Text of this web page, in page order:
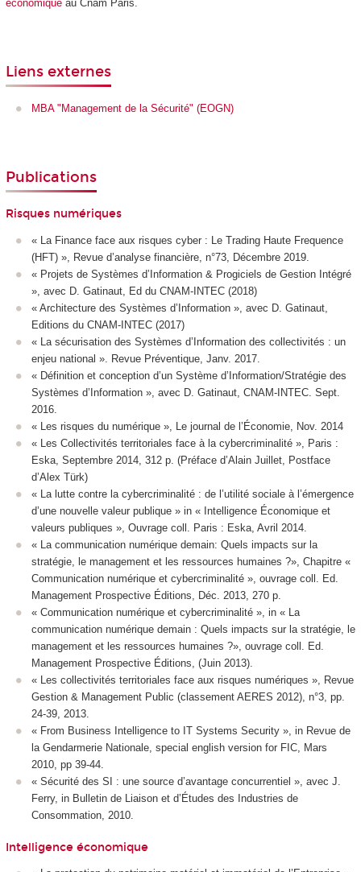
économiqueau Cnam Paris.
Liens externes
MBA "Management de la Sécurité" (EOGN)
Publications
Risques numériques
« La Finance face aux risques cyber : Le Trading Haute Frequence
(HFT) », Revue d’analyse financière, n°73, Décembre 2019.
« Projets de Systèmes d’Information & Progiciels de Gestion Intégré
», avec D. Gatinaut, Ed du CNAM-INTEC (2018)
« Architecture des Systèmes d’Information », avec D. Gatinaut,
Editions du CNAM-INTEC (2017)
« La sécurisation des Systèmes d’Information des collectivités : un
enjeu national ». Revue Préventique, Janv. 2017.
« Définition et conception d’un Système d’Information/Stratégie des
Systèmes d’Information », avec D. Gatinaut, CNAM-INTEC. Sept.
2016.
« Les risques du numérique », Le journal de l’Économie, Nov. 2014
« Les Collectivités territoriales face à la cybercriminalité », Paris :
Eska, Septembre 2014, 312 p. (Préface d’Alain Juillet, Postface
d’Alex Türk)
« La lutte contre la cybercriminalité : de l’utilité sociale à l’émergence
d’une nouvelle valeur publique » in « Intelligence Économique et
valeurs publiques », Ouvrage coll. Paris : Eska, Avril 2014.
« La communication numérique demain: Quels impacts sur la
stratégie, le management et les ressources humaines ?», Chapitre «
Communication numérique et cybercriminalité », ouvrage coll. Ed.
Management Prospective Éditions, Déc. 2013, 270 p.
« Communication numérique et cybercriminalité », in « La
communication numérique demain : Quels impacts sur la stratégie, le
management et les ressources humaines ?», ouvrage coll. Ed.
Management Prospective Éditions, (Juin 2013).
« Les collectivités territoriales face aux risques numériques », Revue
Gestion & Management Public (classement AERES 2012), n°3, pp.
24-39, 2013.
« From Business Intelligence to IT Systems Security », in Revue de
la Gendarmerie Nationale, special english version for FIC, Mars
2010, pp 39-44.
« Sécurité des SI : une source d’avantage concurrentiel », avec J.
Ferry, in Bulletin de Liaison et d’Études des Industries de
Consommation, 2010.
Intelligence économique